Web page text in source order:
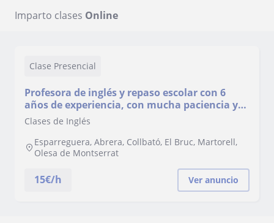
Imparto clases Online
Clase Presencial
Profesora de inglés y repaso escolar con 6
años de experiencia, con mucha paciencia y
ganas de enseñar :)
Clases de Inglés
Esparreguera, Abrera, Collbató, El Bruc, Martorell,
Olesa de Montserrat
15€/h Ver anuncio